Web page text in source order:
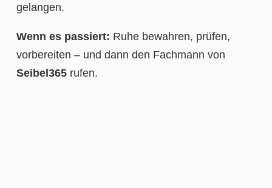
gelangen.
Wenn es passiert: Ruhe bewahren, prüfen,
vorbereiten – und dann den Fachmann von
Seibel365 rufen.